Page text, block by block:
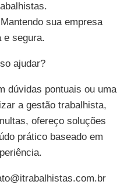
sua empresa
e segura.
ajudar?
dúvidas pontuais ou uma
a gestão trabalhista,
ofereço soluções
prático baseado em